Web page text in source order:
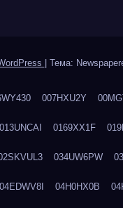
Тема:
007HXU2Y
013UNCAI 0169XX1F
034UW6PW
04EDWV8I 04H0HX0B